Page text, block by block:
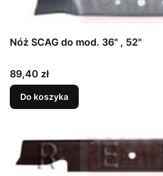
Nóż SCAG do mod. 36" , 52"
Cena
89,40 zł
Do koszyka